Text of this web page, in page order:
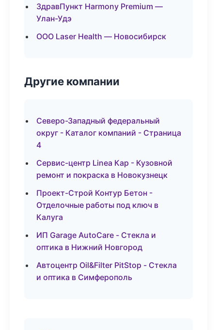
ЗдравПункт Harmony Premium —
Улан-Удэ
ООО Laser Health — Новосибирск
Другие компании
Северо-Западный федеральный
округ - Каталог компаний - Страница
4
Сервис-центр Linea Кар - Кузовной
ремонт и покраска в Новокузнецк
Проект-Строй Контур Бетон -
Отделочные работы под ключ в
Калуга
ИП Garage AutoCare - Стекла и
оптика в Нижний Новгород
Автоцентр Oil&Filter PitStop - Стекла
и оптика в Симферополь